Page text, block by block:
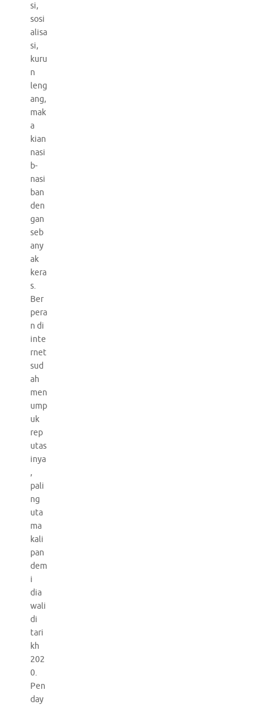
si,
sosi
alisa
si,
kuru
n
leng
ang,
mak
a
kian
nasi
b-
nasi
ban
den
gan
seb
any
ak
kera
s.
Ber
pera
n di
inte
rnet
sud
ah
men
ump
uk
rep
utas
inya
,
pali
ng
uta
ma
kali
pan
dem
i
dia
wali
di
tari
kh
202
0.
Pen
day